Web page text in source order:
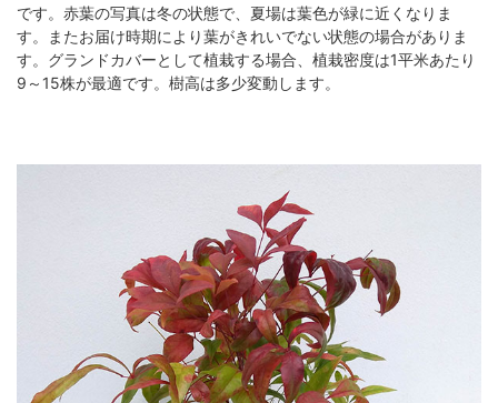
です。赤葉の写真は冬の状態で、夏場は葉色が緑に近くなりま
す。またお届け時期により葉がきれいでない状態の場合がありま
す。グランドカバーとして植栽する場合、植栽密度は1平米あたり
9～15株が最適です。樹高は多少変動します。